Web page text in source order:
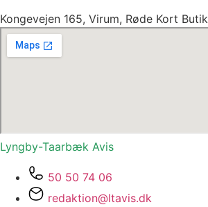
Kongevejen 165, Virum, Røde Kort Butik
Lyngby-Taarbæk Avis
50 50 74 06
redaktion@ltavis.dk